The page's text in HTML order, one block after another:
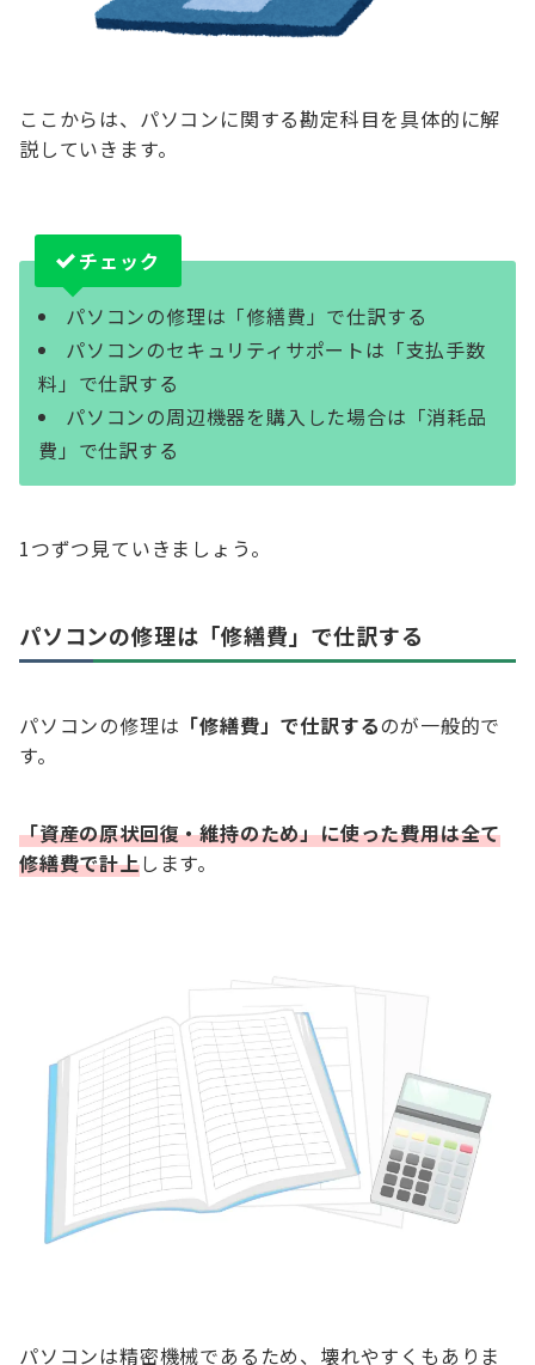
ここからは、パソコンに関する勘定科目を具体的に解
説していきます。
チェック
パソコンの修理は「修繕費」で仕訳する
パソコンのセキュリティサポートは「支払手数
料」で仕訳する
パソコンの周辺機器を購入した場合は「消耗品
費」で仕訳する
1つずつ見ていきましょう。
パソコンの修理は「修繕費」で仕訳する
パソコンの修理は 「修繕費」で仕訳するのが一般的で
す。
「資産の原状回復・維持のため」に使った費用は全て
修繕費で計上します。
パソコンは精密機械であるため、壊れやすくもありま